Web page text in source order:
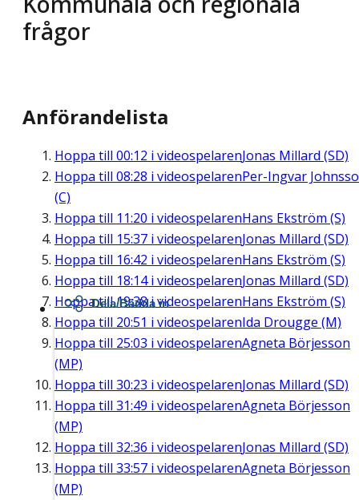
frågor
Anförandelista
Hoppa till 00:12 i videospelarenJonas Millard (SD)
Hoppa till 08:28 i videospelarenPer-Ingvar
(C)
Hoppa till 11:20 i videospelarenHans Ekström (S)
Hoppa till 15:37 i videospelarenJonas Millard (SD)
Hoppa till 16:42 i videospelarenHans Ekström (S)
Hoppa till 18:14i videospelarenJonas Millard (SD)
Hoppa till19:38i videospelarenHans Ekström (S)
Hoppa till 20:51 i videospelarenIda Drougge (M)
Hoppa till 25:03 i videospelarenAgneta Börjesson
(MP)
Hoppa till 30:23 i videospelarenJonas Millard (SD)
Hoppa till 31:49 i videospelarenAgneta Börjesson
(MP)
Hoppa till 32:36 i videospelarenJonas Millard (SD)
Hoppa till 33:57 i videospelarenAgneta Börjesson
(MP)
Dela/Bädda in